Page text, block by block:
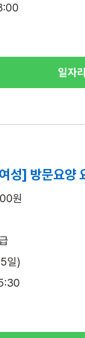
일자
] 방문요양
원
일)